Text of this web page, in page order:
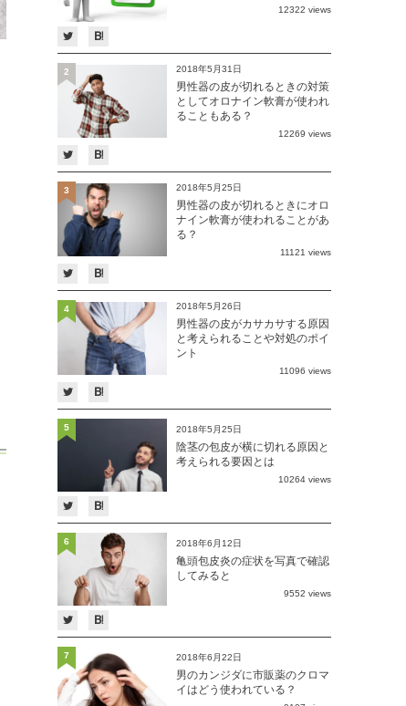
12322 views
2018年5月31日
男性器の皮が切れるときの対策
としてオロナイン軟膏が使われ
ることもある？
12269 views
2
2018年5月25日
男性器の皮が切れるときにオロ
ナイン軟膏が使われることがあ
る？
11121 views
3
2018年5月26日
男性器の皮がカサカサする原因
と考えられることや対処のポイ
ント
11096 views
4
2018年5月25日
陰茎の包皮が横に切れる原因と
考えられる要因とは
10264 views
5
2018年6月12日
亀頭包皮炎の症状を写真で確認
してみると
9552 views
6
2018年6月22日
男のカンジダに市販薬のクロマ
イはどう使われている？
7